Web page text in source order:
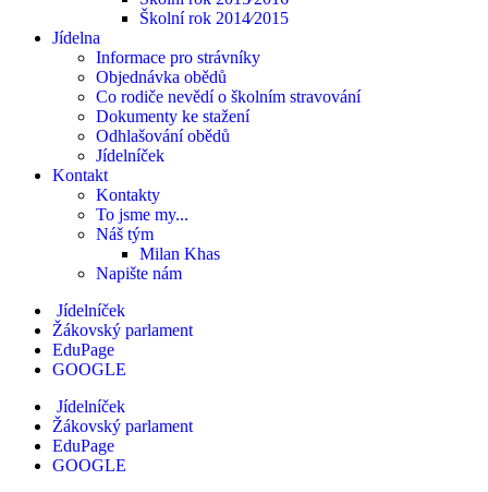
Školní rok 2014⁄2015
Jídelna
Informace pro strávníky
Objednávka obědů
Co rodiče nevědí o školním stravování
Dokumenty ke stažení
Odhlašování obědů
Jídelníček
Kontakt
Kontakty
To jsme my...
Náš tým
Milan Khas
Napište nám
Jídelníček
Žákovský parlament
EduPage
GOOGLE
Jídelníček
Žákovský parlament
EduPage
GOOGLE